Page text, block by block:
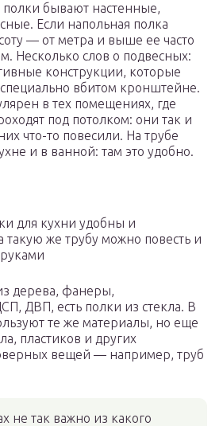
полки бывают настенные,
Если напольная полка
— от метра и выше ее часто
Несколько слов о подвесных:
конструкции, которые
вбитом кронштейне.
в тех помещениях, где
под потолком: они так и
что-то повесили. На трубе
и в ванной: там это удобно.
для кухни удобны и
же трубу можно повесть и
дерева, фанеры,
ДВП, есть полки из стекла. В
те же материалы, но еще
пластиков и других
вещей — например, труб
не так важно из какого